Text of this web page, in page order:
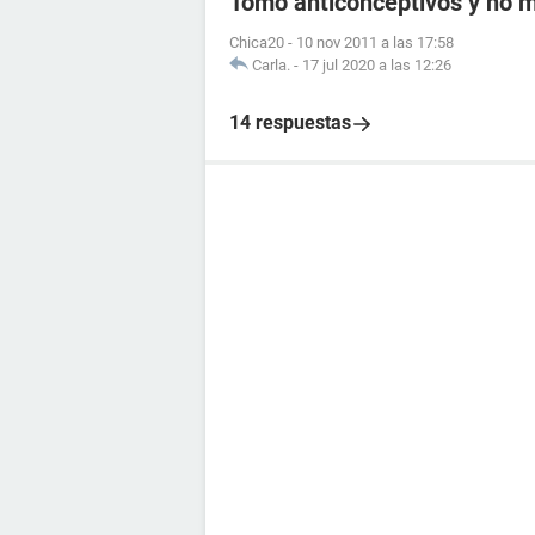
Chica20 - 10 nov 2011 a las 17:58
Carla. - 17 jul 2020 a las 12:26
14 respuestas